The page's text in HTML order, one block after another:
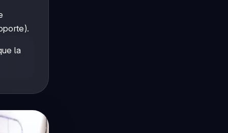
la